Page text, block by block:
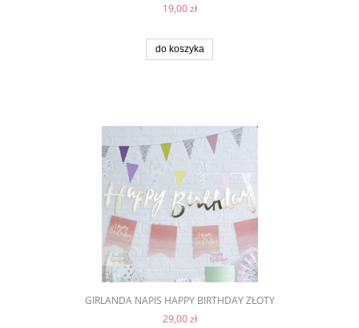
19,00 zł
do koszyka
GIRLANDA NAPIS HAPPY BIRTHDAY ZŁOTY
29,00 zł